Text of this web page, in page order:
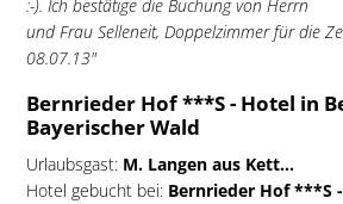
:-). Ich bestätige die Buchung von Herrn
und Frau Selleneit, Doppelzimmer für die
08.07.13"
Bernrieder Hof ***S - Hotel in
Bayerischer Wald
Urlaubsgast:M. Langen aus Kett...
Hotel gebucht bei:Bernrieder Hof ***S